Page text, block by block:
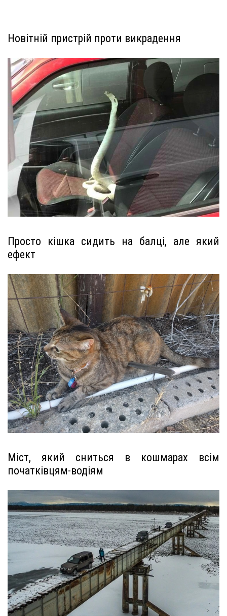
Новітній пристрій проти викрадення
Просто кішка сидить на балці, але який
ефект
Міст, який сниться в кошмарах всім
початківцям-водіям